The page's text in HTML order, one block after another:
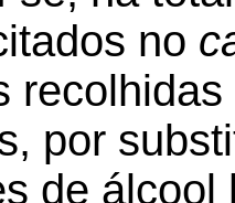
no
por
de